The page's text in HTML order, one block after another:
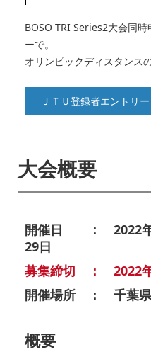
BOSO TRI Series2大会同
ーで。
オリンピックディスタンス
ＪＴＵ登録者エントリー
大会概要
開催日 ： 2022年
29日
募集締切 ： 2022
開催場所 ： 千葉県
概要